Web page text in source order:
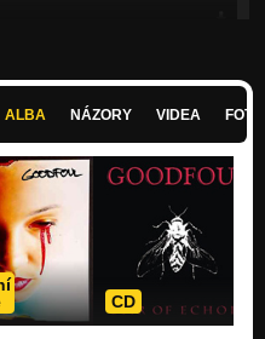
(2001)
ALBA NÁZORY VIDEA
CD